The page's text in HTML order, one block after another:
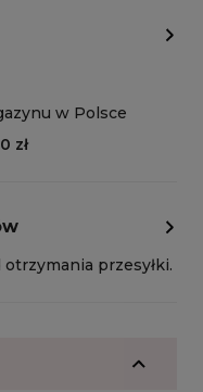
w Polsce
zł
przesyłki.